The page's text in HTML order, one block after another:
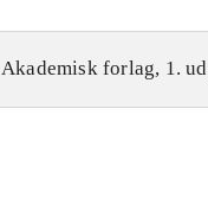
Akademisk forlag, 1.